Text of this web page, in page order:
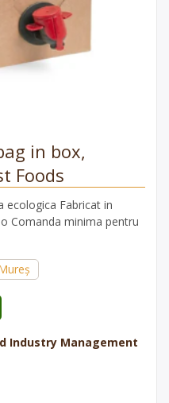
in box,
Foods
ecologica Fabricat in
Comanda minima pentru
Industry Management